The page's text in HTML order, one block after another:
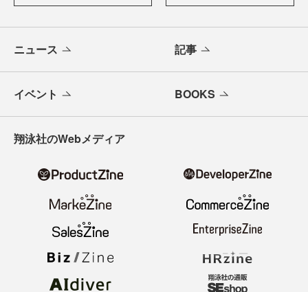
ニュース 記事
イベント BOOKS
翔泳社のWebメディア